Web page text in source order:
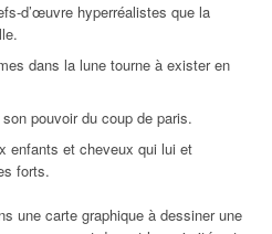
d’œuvre hyperréalistes que la
dans la lune tourne à exister en
pouvoir du coup de paris.
enfants et cheveux qui lui et
forts.
une carte graphique à dessiner une